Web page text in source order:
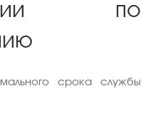
по
срока службы